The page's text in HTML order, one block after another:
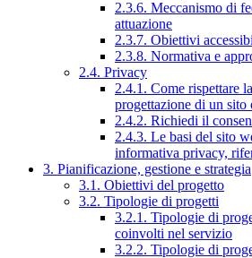
2.3.6. Meccanismo di
attuazione
2.3.7. Obiettivi
2.3.8. Normativa e
2.4. Privacy
2.4.1. Come rispettare
progettazione di un
2.4.2. Richiedi il
2.4.3. Le basi del sito
informativa privacy,
3. Pianificazione, gestione e strategia
3.1. Obiettivi del progetto
3.2. Tipologie di progetti
3.2.1. Tipologie di
coinvolti nel servizio
3.2.2. Tipologie di